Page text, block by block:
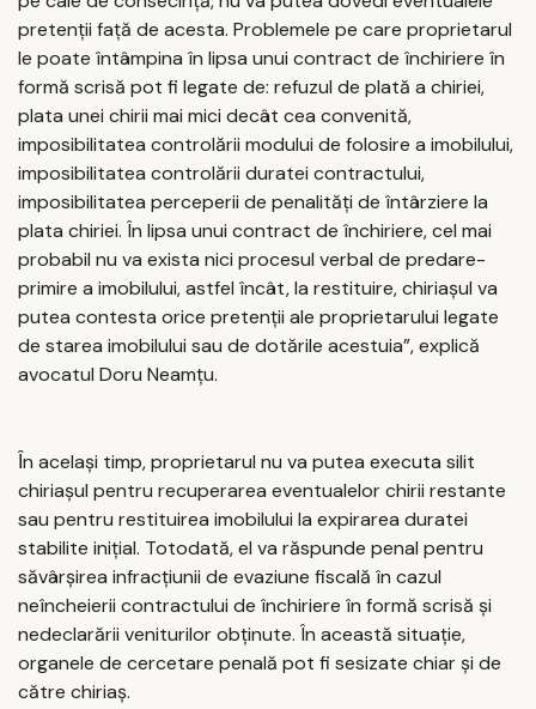
pretenții față de acesta. Problemele pe care proprietarul
le poate întâmpina în lipsa unui contract de închiriere în
formă scrisă pot fi legate de: refuzul de plată a chiriei,
plata unei chirii mai mici decât cea convenită,
imposibilitatea controlării modului de folosire a imobilului,
imposibilitatea controlării duratei contractului,
imposibilitatea perceperii de penalități de întârziere la
plata chiriei. În lipsa unui contract de închiriere, cel mai
probabil nu va exista nici procesul verbal de predare-
primire a imobilului, astfel încât, la restituire, chiriașul va
putea contesta orice pretenții ale proprietarului legate
de starea imobilului sau de dotările acestuia”, explică
avocatul Doru Neamțu.
Ȋn același timp, proprietarul nu va putea executa silit
chiriașul pentru recuperarea eventualelor chirii restante
sau pentru restituirea imobilului la expirarea duratei
stabilite inițial. Totodată, el va răspunde penal pentru
săvârșirea infracțiunii de evaziune fiscală în cazul
neîncheierii contractului de închiriere în formă scrisă și
nedeclarării veniturilor obținute. În această situație,
organele de cercetare penală pot fi sesizate chiar și de
către chiriaș.